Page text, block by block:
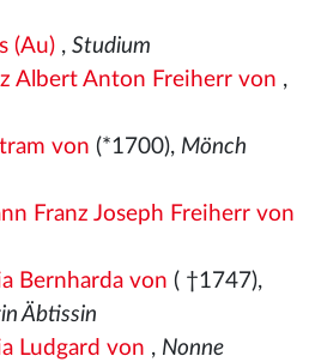
(Au), Studium
Albert Anton Freiherr von ,
von (*1700), Mönch
Franz Joseph Freiherr von
Bernharda von ( †1747),
Äbtissin
Ludgard von , Nonne